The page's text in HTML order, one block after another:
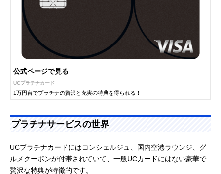
公式ページで見る
UCプラチナカード
1万円台でプラチナの贅沢と充実の特典を得られる！
プラチナサービスの世界
UCプラチナカードにはコンシェルジュ、国内空港ラウンジ、グ
ルメクーポンが付帯されていて、一般UCカードにはない豪華で
贅沢な特典が特徴的です。